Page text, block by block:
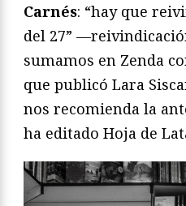
Carnés: “hay que
del 27”
sumamos en Zenda
que publicó Lara
nos recomienda la
ha editado Hoja de